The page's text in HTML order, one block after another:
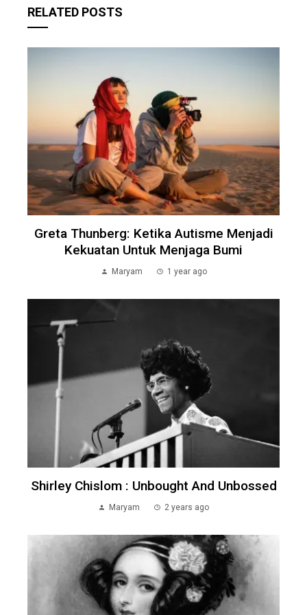
RELATED POSTS
Greta Thunberg: Ketika Autisme Menjadi
Kekuatan Untuk Menjaga Bumi
Maryam 1 year ago
Shirley Chislom : Unbought And Unbossed
Maryam 2 years ago